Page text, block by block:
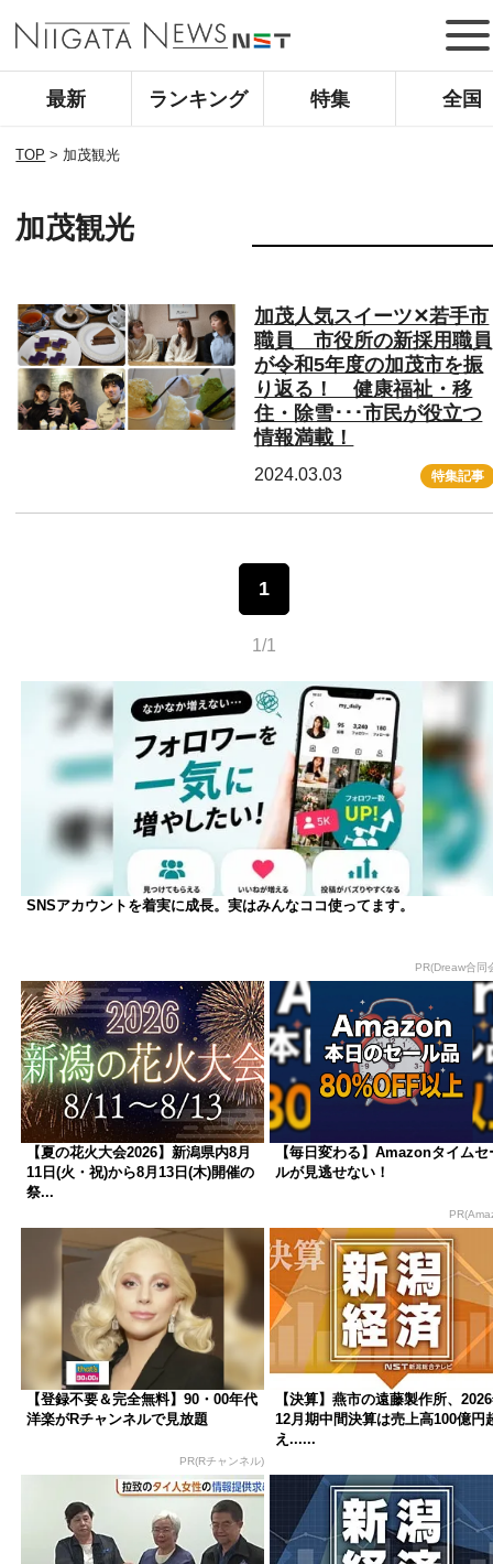
最新 ランキング 特集 全国
TOP > 加茂観光
加茂観光
加茂人気スイーツ✕若手市
職員 市役所の新採用職員
が令和5年度の加茂市を振
り返る！ 健康福祉・移
住・除雪･･･市民が役立つ
情報満載！
2024.03.03 特集記事
1
1/1
SNSアカウントを着実に成長。実はみんなココ使ってます。
PR(Dreaw合同
【夏の花火大会2026】新潟県内8月
11日(火・祝)から8月13日(木)開催の
祭...
【毎日変わる】Amazonタイムセ
ルが見逃せない！
【登録不要＆完全無料】90・00年代
洋楽がRチャンネルで見放題
PR(Rチャンネル)
【決算】燕市の遠藤製作所、
12月期中間決算は売上高100億円
え......